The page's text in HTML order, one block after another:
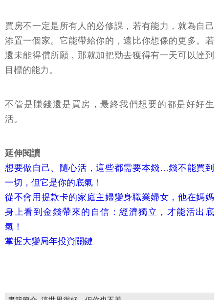
買房不一定是所有人的必修課，若有能力，就為自己
添置一個家。它能帶給你的，遠比你想像的更多。若
還未能得償所願，那就加把勁去獲得有一天可以達到
目標的能力。
不管是賺錢還是買房，最終我們想要的都是好好生
活。
​​延伸閱讀
想要做自己、隨心活，這些都需要本錢…錢不能買到
一切，但它是你的底氣！
從不會用提款卡的家庭主婦變身職業婦女，他在媽媽
身上看到金錢帶來的自信：經濟獨立，才能活出底
氣！
掌握大變局年投資關鍵